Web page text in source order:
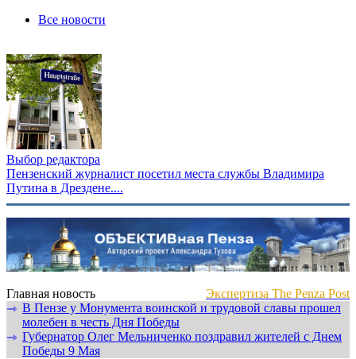
Все новости
Выбор редактора
Пензенский журналист посетил места службы Владимира
Путина в Дрездене....
Главная новость
Экспертиза The Penza Post
⇾ В Пензе у Монумента воинской и трудовой славы прошел
молебен в честь Дня Победы
⇾ Губернатор Олег Мельниченко поздравил жителей с Днем
Победы 9 Мая